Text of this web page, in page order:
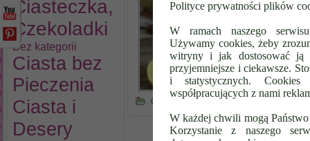
Polityce prywatności plików
W ramach naszego
Używamy cookies, żeby
witryny i jak dostosować ją
przyjemniejsze i ciekawsze.
i statystycznych.
współpracujących z nami
W każdej chwili mogą
Korzystanie z naszego
Ciasteczka,
Czekoladki
Bez kategorii
Ciasta bez
Pieczenia
Ciasta i
Desery
Opublikowano Deserek.TV